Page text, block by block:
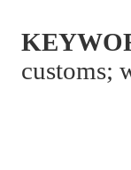
customs;